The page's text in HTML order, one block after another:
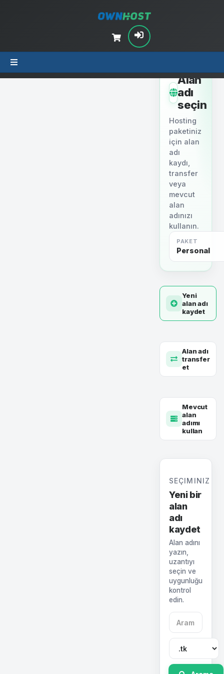
Alan
adı
seçin
Hosting
paketiniz
için alan
adı
kaydı,
transfer
veya
mevcut
alan
adınızı
kullanın.
PAKET
Personal
Yeni
alan adı
kaydet
Alan adı
transfer
et
Mevcut
alan
adımı
kullan
SEÇIMINIZ
Yeni bir
alan
adı
kaydet
Alan adını
yazın,
uzantıyı
seçin ve
uygunluğu
kontrol
edin.